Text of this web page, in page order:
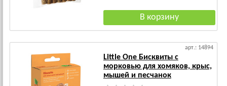
арт.: 14894
Little One Бисквиты с
морковью для хомяков, крыс,
мышей и песчанок